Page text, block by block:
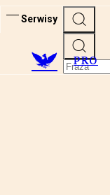
Serwisy
PRO